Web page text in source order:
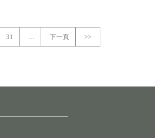
31 … 下一頁 >>